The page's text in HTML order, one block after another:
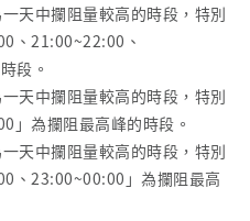
天中攔阻量較高的時段，特別
、21:00~22:00、
段。
天中攔阻量較高的時段，特別
為攔阻最高峰的時段。
天中攔阻量較高的時段，特別
、23:00~00:00」為攔阻最高